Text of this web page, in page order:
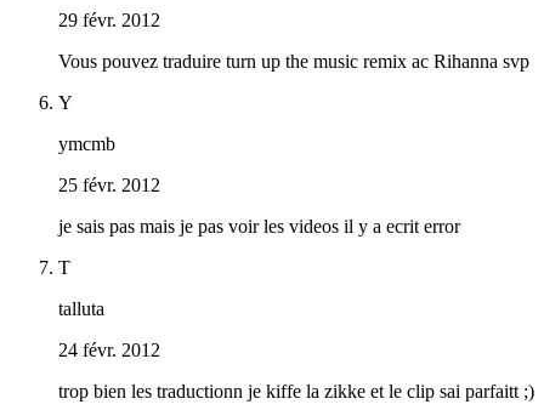
29 févr. 2012
Vous pouvez traduire turn up the music remix ac Rihanna svp
Y
ymcmb
25 févr. 2012
je sais pas mais je pas voir les videos il y a ecrit error
T
talluta
24 févr. 2012
trop bien les traductionn je kiffe la zikke et le clip sai parfaitt ;)